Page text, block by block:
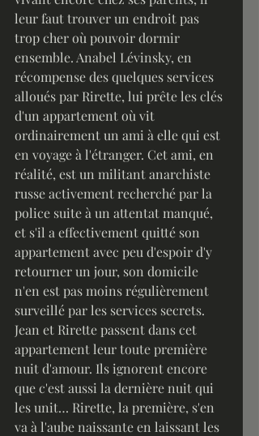
leur faut trouver un endroit pas
trop cher où pouvoir dormir
ensemble. Anabel Lévinsky, en
récompense des quelques services
alloués par Rirette, lui prête les clés
d'un appartement où vit
ordinairement un ami à elle qui est
en voyage à l'étranger. Cet ami, en
réalité, est un militant anarchiste
russe activement recherché par la
police suite à un attentat manqué,
et s'il a effectivement quitté son
appartement avec peu d'espoir d'y
retourner un jour, son domicile
n'en est pas moins régulièrement
surveillé par les services secrets.
Jean et Rirette passent dans cet
appartement leur toute première
nuit d'amour. Ils ignorent encore
que c'est aussi la dernière nuit qui
les unit… Rirette, la première, s'en
va à l'aube naissante en laissant les